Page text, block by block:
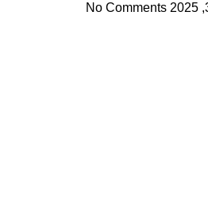
No Comments